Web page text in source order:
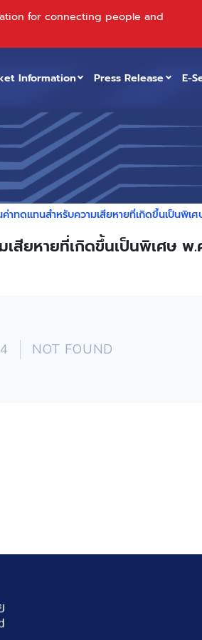
for connecting people and
Information Press Release E-
าทดแทนสำหรับความเสียหายที่เกิดขึ้นเป็นพิเ
เสียหายที่เกิดขึ้นเป็นพิเศษ พ